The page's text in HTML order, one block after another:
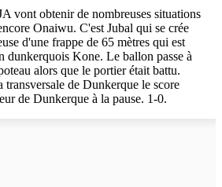
vont obtenir de nombreuses situations
Onaiwu. C'est Jubal qui se crée
d'une frappe de 65 mètres qui est
dunkerquois Kone. Le ballon passe à
alors que le portier était battu.
de Dunkerque le score
de Dunkerque à la pause. 1-0.